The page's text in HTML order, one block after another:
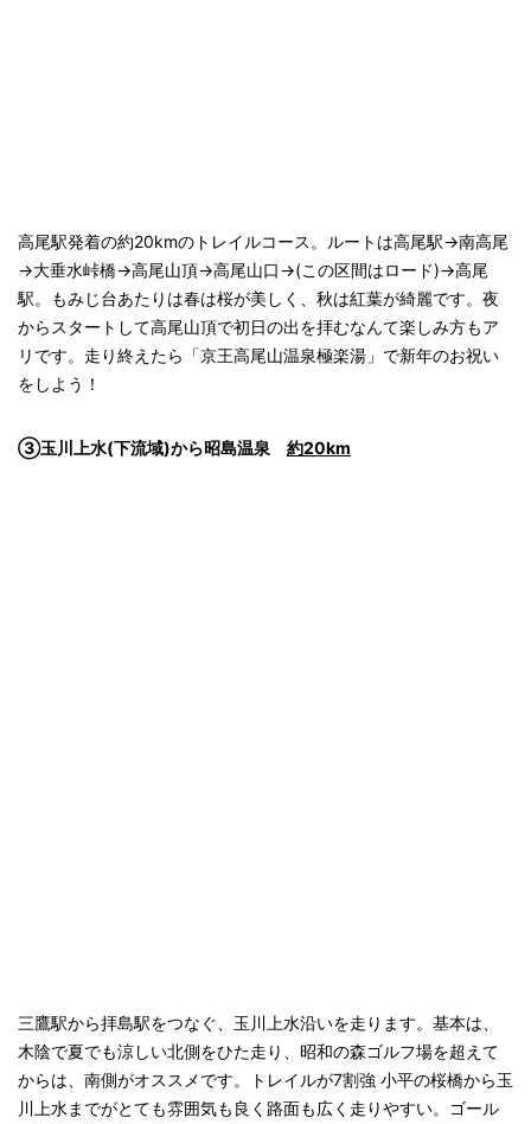
高尾駅発着の約20kmのトレイルコース。ルートは高尾駅→南高尾
→大垂水峠橋→高尾山頂→高尾山口→(この区間はロード)→高尾
駅。もみじ台あたりは春は桜が美しく、秋は紅葉が綺麗です。夜
からスタートして高尾山頂で初日の出を拝むなんて楽しみ方もア
リです。走り終えたら「京王高尾山温泉極楽湯」で新年のお祝い
をしよう！
③玉川上水(下流域)から昭島温泉 約20km
三鷹駅から拝島駅をつなぐ、玉川上水沿いを走ります。基本は、
木陰で夏でも涼しい北側をひた走り、昭和の森ゴルフ場を超えて
からは、南側がオススメです。トレイルが7割強 小平の桜橋から玉
川上水までがとても雰囲気も良く路面も広く走りやすい。ゴール